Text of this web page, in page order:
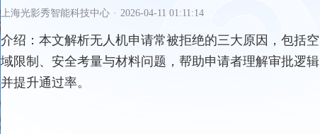
上海光影秀智能科技中心 · 2026-04-11 01:11:14
介绍： 本文解析无人机申请常被拒绝的三大原因，包括空
域限制、安全考量与材料问题，帮助申请者理解审批逻辑
并提升通过率。